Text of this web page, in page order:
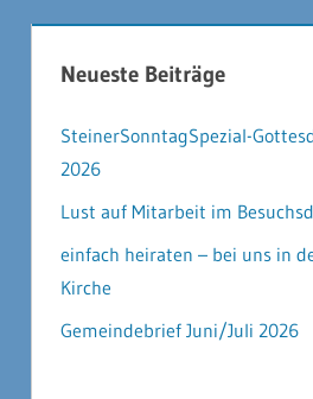
Neueste Beiträge
SteinerSonntagSpezial-
2026
Lust auf Mitarbeit im
einfach heiraten – bei uns in
Kirche
Gemeindebrief Juni/Juli 2026